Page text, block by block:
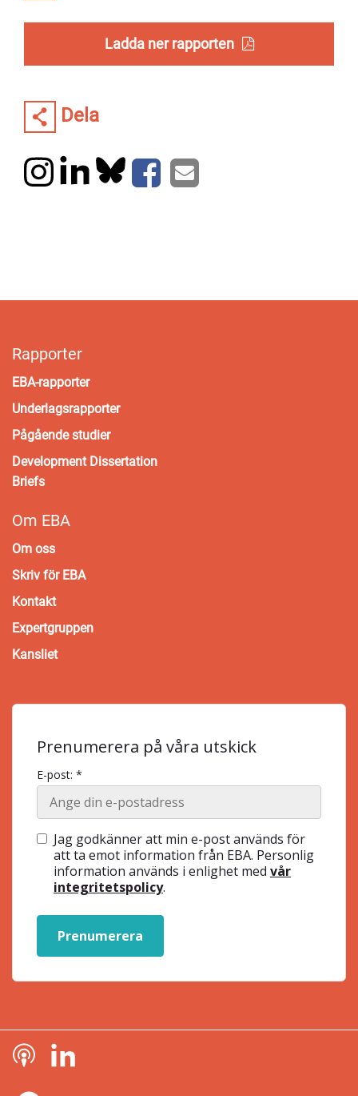
Ladda ner rapporten
Dela
Rapporter
EBA-rapporter
Underlagsrapporter
Pågående studier
Development Dissertation
Briefs
Om EBA
Om oss
Skriv för EBA
Kontakt
Expertgruppen
Kansliet
Prenumerera på våra utskick
E-post: *
Jag godkänner att min e-post används för
att ta emot information från EBA. Personlig
information används i enlighet med vår
integritetspolicy.
Prenumerera